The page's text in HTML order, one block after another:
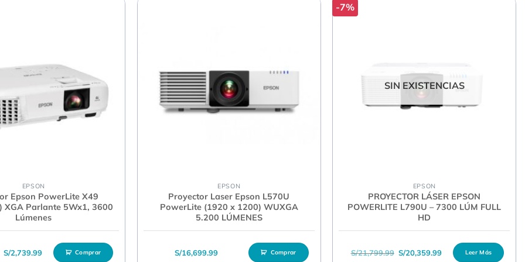
EPSON
Epson PowerLite X49
XGA Parlante 5Wx1, 3600
Lúmenes
El precio original era: S/2,869.99.
S/2,739.99El precio actual es: S/2,739.99.
Comprar
EPSON
Proyector Laser Epson L570U
PowerLite (1920 x 1200) WUXGA
5.200 LÚMENES
S/16,699.99 Comprar
-7%
SIN EXISTENCIAS
EPSON
PROYECTOR LÁSER EPSON
POWERLITE L790U – 7300 LÚM FULL
HD
S/21,799.99 El precio original era: S/21,799.99.
S/20,359.99El precio actual es: S/
Leer Más